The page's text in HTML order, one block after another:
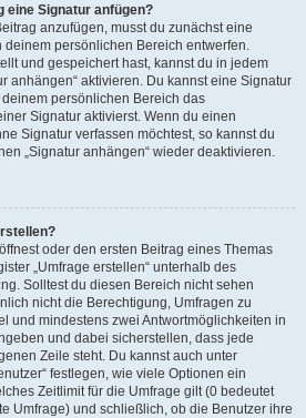
eine Signatur anfügen?
anzufügen, musst du zunächst eine
persönlichen Bereich entwerfen.
und gespeichert hast, kannst du in jedem
anhängen“ aktivieren. Du kannst eine Signatur
persönlichen Bereich das
Signatur aktivierst. Wenn du einen
Signatur verfassen möchtest, so kannst du
„Signatur anhängen“ wieder deaktivieren.
oder den ersten Beitrag eines Themas
„Umfrage erstellen“ unterhalb des
Solltest du diesen Bereich nicht sehen
nicht die Berechtigung, Umfragen zu
und mindestens zwei Antwortmöglichkeiten in
und dabei sicherstellen, dass jede
Zeile steht. Du kannst auch unter
festlegen, wie viele Optionen ein
Zeitlimit für die Umfrage gilt (0 bedeutet
Umfrage) und schließlich, ob die Benutzer ihre